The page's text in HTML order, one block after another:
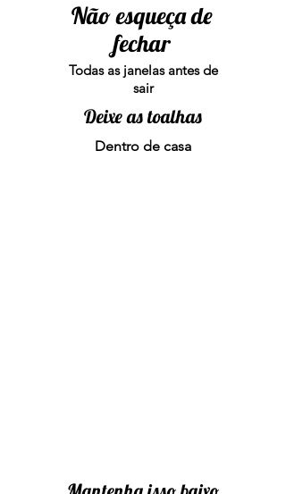
Não esqueça de
fechar
Todas as janelas antes de
sair
Deixe as toalhas
Dentro de casa